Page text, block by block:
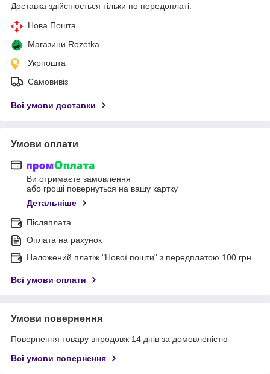
Доставка здійснюється тільки по передоплаті.
Нова Пошта
Магазини Rozetka
Укрпошта
Самовивіз
Всі умови доставки
Умови оплати
Ви отримаєте замовлення
або гроші повернуться на вашу картку
Детальніше
Післяплата
Оплата на рахунок
Наложений платіж "Нової пошти" з передплатою 100 грн.
Всі умови оплати
Умови повернення
Повернення товару впродовж 14 днів за домовленістю
Всі умови повернення